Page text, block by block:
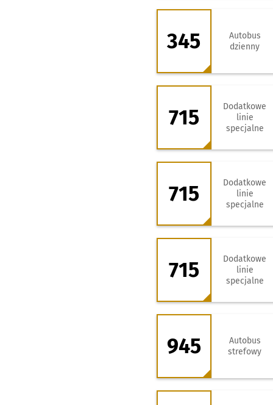
345 - kierunek
345
Autobus
dzienny
715 - kierunek 8
715
Dodatkowe
linie
specjalne
715 - kierunek
715
Dodatkowe
linie
specjalne
715 - kierunek
715
Dodatkowe
linie
specjalne
945 - kierunek
945
Autobus
strefowy
955 - kierunek